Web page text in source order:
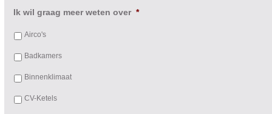
Ik wil graag meer weten over *
Airco's
Badkamers
Binnenklimaat
CV-Ketels